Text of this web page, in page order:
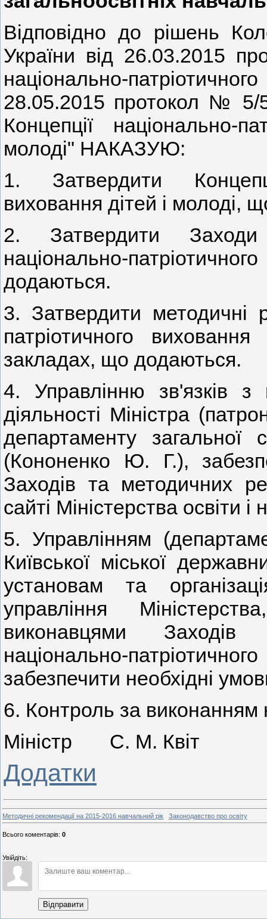
Відповідно до рішень
України від 26.03.2015
національно-
28.05.2015 протокол № 5/
Концепції національно-
молоді" НАКАЗУЮ:
1. Затвердити
виховання дітей і молоді,
2. Затвердити Заходи
національно-
додаються.
3. Затвердити методичні
патріотичного
закладах, що додаються.
4. Управлінню зв'язків з
діяльності Міністра
департаменту загальної
(Кононенко Ю. Г.),
Заходів та методичних
сайті Міністерства освіти і
5. Управлінням
Київської міської
установам та
управління
виконавцями Заходів
національно-
забезпечити необхідні
6. Контроль за
Міністр С. М. Квіт
Додатки
Методичні рекомендації на 2015-2016 навчальний рік Законодавство про освіту
Всього коментарів: 0
Увійдіть:
Відправити